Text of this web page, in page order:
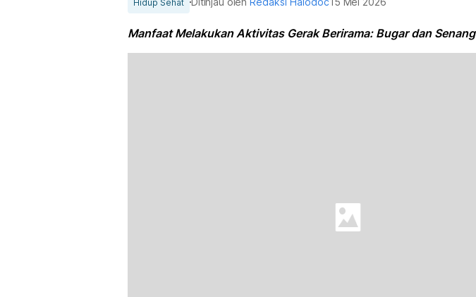
Hidup Sehat
Manfaat Melakukan Aktivitas Gerak Berirama: Bugar dan Senang